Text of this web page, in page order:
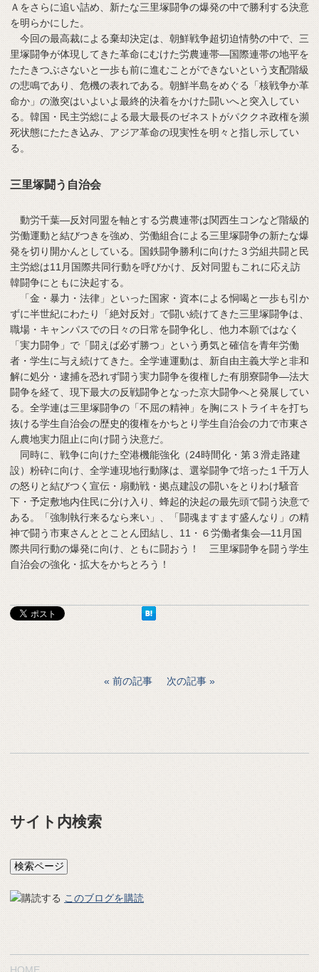
Ａをさらに追い詰め、新たな三里塚闘争の爆発の中で勝利する決意
を明らかにした。
今回の最高裁による棄却決定は、朝鮮戦争超切迫情勢の中で、三
里塚闘争が体現してきた革命にむけた労農連帯―国際連帯の地平を
たたきつぶさないと一歩も前に進むことができないという支配階級
の悲鳴であり、危機の表れである。朝鮮半島をめぐる「核戦争か革
命か」の激突はいよいよ最終的決着をかけた闘いへと突入してい
る。韓国・民主労総による最大最長のゼネストがパククネ政権を瀕
死状態にたたき込み、アジア革命の現実性を明々と指し示してい
る。
三里塚闘う自治会
動労千葉―反対同盟を軸とする労農連帯は関西生コンなど階級的
労働運動と結びつきを強め、労働組合による三里塚闘争の新たな爆
発を切り開かんとしている。国鉄闘争勝利に向けた３労組共闘と民
主労総は11月国際共同行動を呼びかけ、反対同盟もこれに応え訪
韓闘争にともに決起する。
「金・暴力・法律」といった国家・資本による恫喝と一歩も引か
ずに半世紀にわたり「絶対反対」で闘い続けてきた三里塚闘争は、
職場・キャンパスでの日々の日常を闘争化し、他力本願ではなく
「実力闘争」で「闘えば必ず勝つ」という勇気と確信を青年労働
者・学生に与え続けてきた。全学連運動は、新自由主義大学と非和
解に処分・逮捕を恐れず闘う実力闘争を復権した有朋寮闘争―法大
闘争を経て、現下最大の反戦闘争となった京大闘争へと発展してい
る。全学連は三里塚闘争の「不屈の精神」を胸にストライキを打ち
抜ける学生自治会の歴史的復権をかちとり学生自治会の力で市東さ
ん農地実力阻止に向け闘う決意だ。
同時に、戦争に向けた空港機能強化（24時間化・第３滑走路建
設）粉砕に向け、全学連現地行動隊は、選挙闘争で培った１千万人
の怒りと結びつく宣伝・扇動戦・拠点建設の闘いをとりわけ騒音
下・予定敷地内住民に分け入り、蜂起的決起の最先頭で闘う決意で
ある。「強制執行来るなら来い」、「闘魂ますます盛んなり」の精
神で闘う市東さんととことん団結し、11・６労働者集会―11月国
際共同行動の爆発に向け、ともに闘おう！ 三里塚闘争を闘う学生
自治会の強化・拡大をかちとろう！
前の記事 次の記事
サイト内検索
このブログを購読